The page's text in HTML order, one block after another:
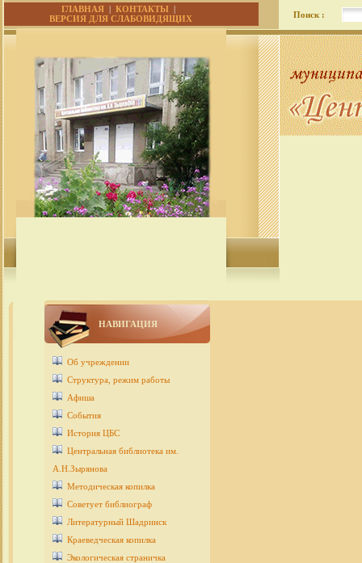
ГЛАВНАЯ |КОНТАКТЫ |
ВЕРСИЯ ДЛЯ СЛАБОВИДЯЩИХ
Поиск :
НАВИГАЦИЯ
Об учреждении
Структура, режим работы
Афиша
События
История ЦБС
Центральная библиотека им.
А.Н.Зырянова
Методическая копилка
Советует библиограф
Литературный Шадринск
Краеведческая копилка
Экологическая страничка